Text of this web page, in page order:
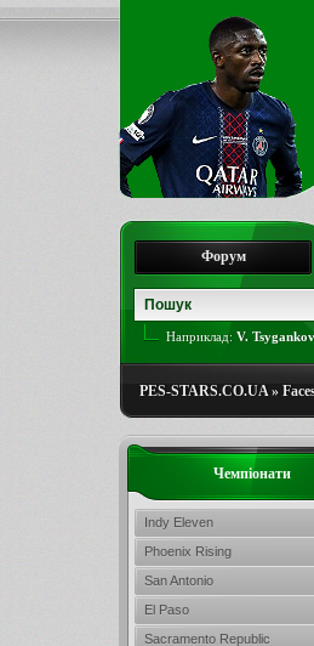
Форум
Наприклад: V.
PES-STARS.CO.UA»
Чемпіонати
Indy Eleven
Phoenix Rising
San Antonio
El Paso
Sacramento Republic